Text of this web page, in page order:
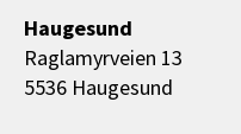
Haugesund
Raglamyrveien 13
5536 Haugesund